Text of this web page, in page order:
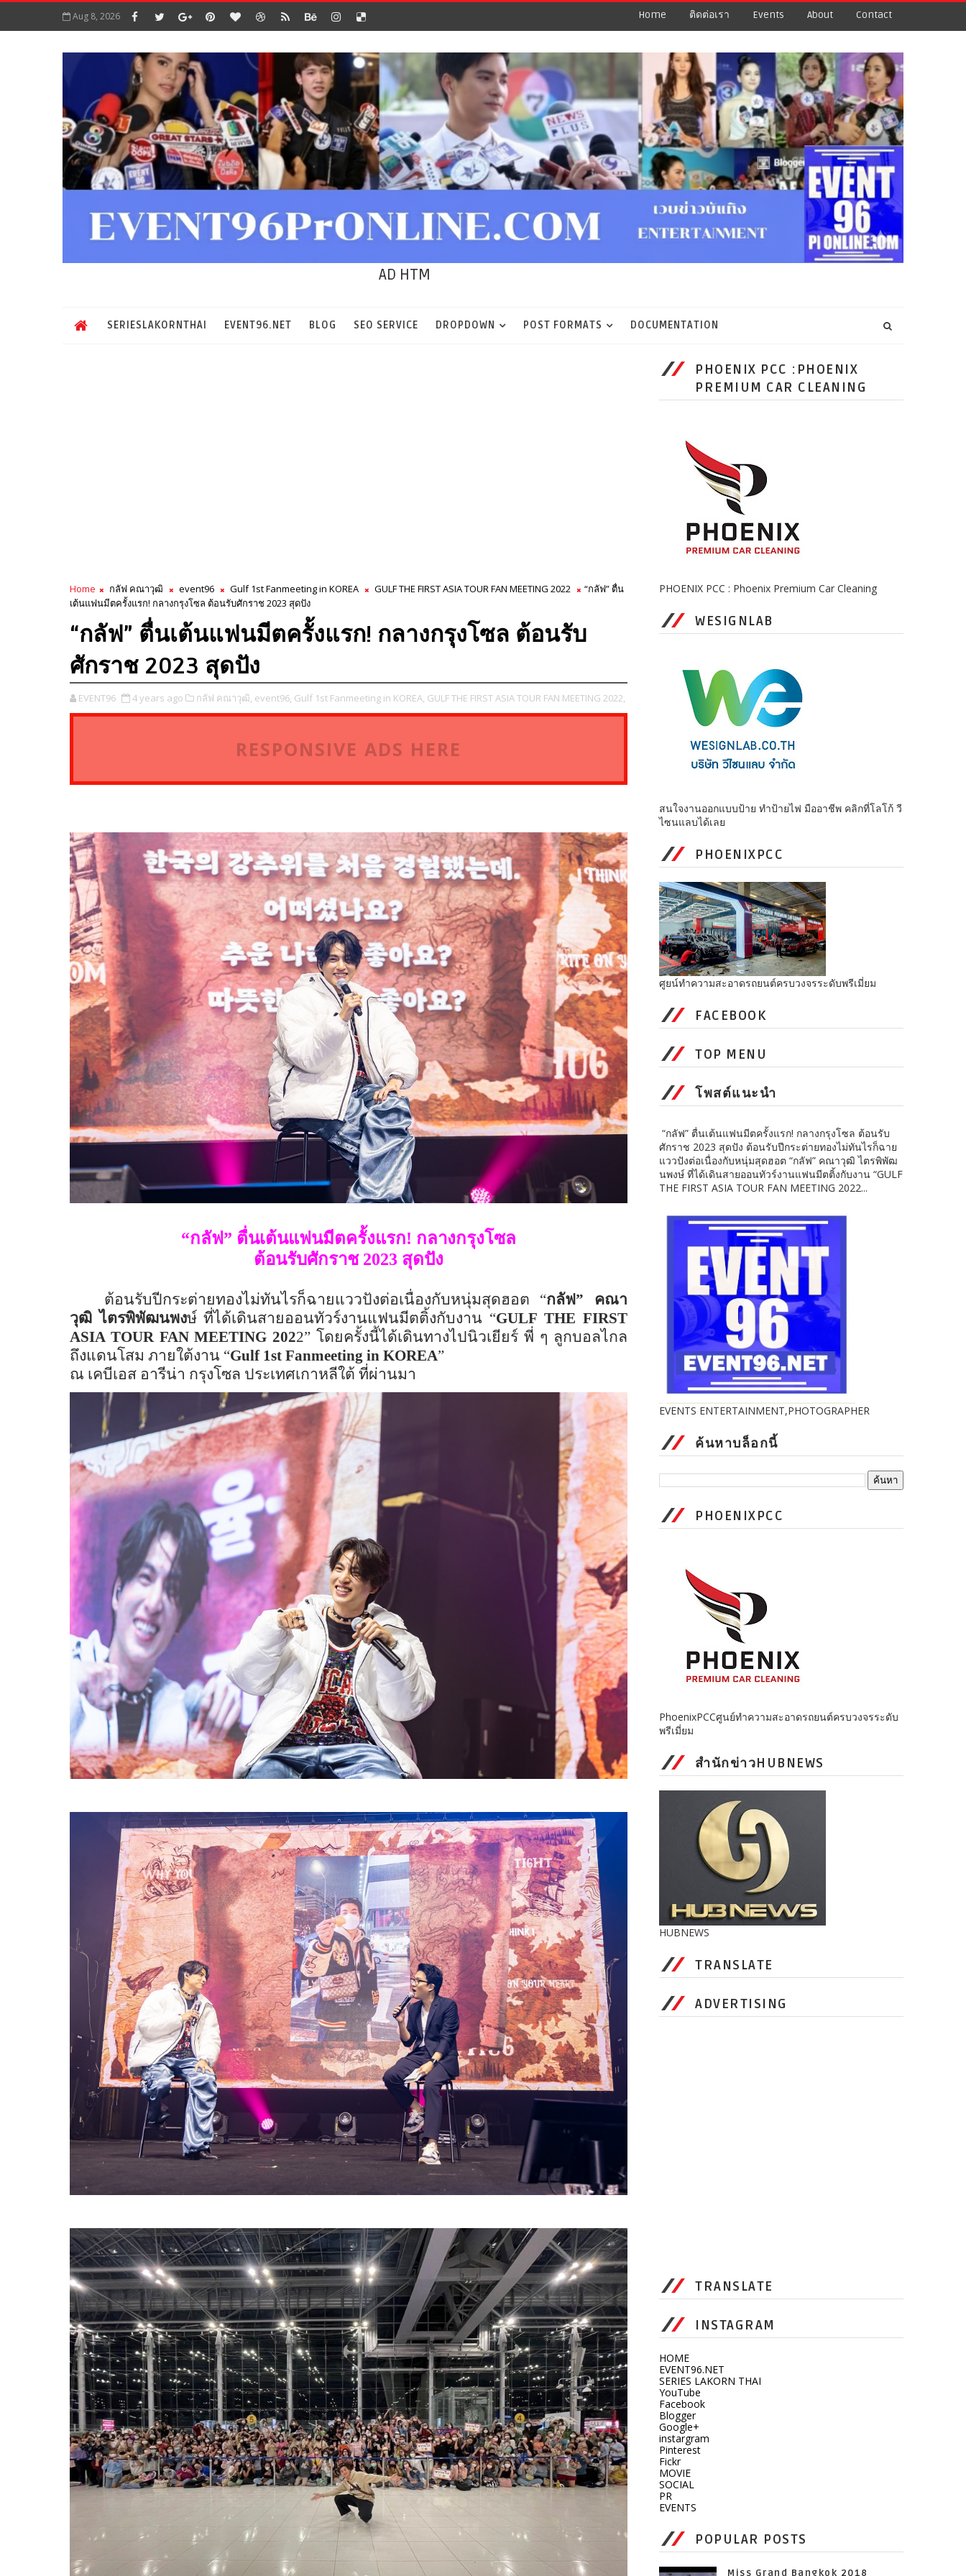
Aug 8, 2026 Home ติดต่อเรา Events About Contact
AD HTM
SERIESLAKORNTHAI EVENT96.NET BLOG SEO SERVICE DROPDOWN POST FORMATS DOCUMENTATION
Home กลัฟ คณาวุฒิ event96 Gulf 1st Fanmeeting in KOREA GULF THE FIRST ASIA TOUR FAN MEETING 2022
“กลัฟ” ตื่น
เต้นแฟนมีตครั้งแรก! กลางกรุงโซล ต้อนรับศักราช 2023 สุดปัง
“กลัฟ” ตื่นเต้นแฟนมีตครั้งแรก! กลางกรุงโซล ต้อนรับ
ศักราช 2023 สุดปัง
EVENT96 4 years ago กลัฟ คณาวุฒิ, event96, Gulf 1st Fanmeeting in KOREA, GULF THE FIRST ASIA TOUR FAN MEETING 2022,
RESPONSIVE ADS HERE
“กลัฟ” ตื่นเต้นแฟนมีตครั้งแรก! กลางกรุงโซล
ต้อนรับศักราช 2023 สุดปัง
ต้อนรับปีกระต่ายทองไม่ทันไรก็ฉายแววปังต่อเนื่องกับหนุ่มสุดฮอต “กลัฟ” คณา
วุฒิ ไตรพิพัฒนพงษ์ ที่ได้เดินสายออนทัวร์งานแฟนมีตติ้งกับงาน “GULF THE FIRST
ASIA TOUR FAN MEETING2022” โดยครั้งนี้ได้เดินทางไปนิวเยียร์ พี่ ๆ ลูกบอลไกล
ถึงแดนโสม ภายใต้งาน “Gulf 1st Fanmeeting in KOREA”
ณ เคบีเอส อารีน่า กรุงโซล ประเทศเกาหลีใต้ ที่ผ่านมา
PHOENIX PCC :PHOENIX
PREMIUM CAR CLEANING
PHOENIX PCC : Phoenix Premium Car Cleaning
WESIGNLAB
สนใจงานออกแบบป้าย ทำป้ายไฟ มืออาชีพ คลิกที่โลโก้ วี
ไซนแลบได้เลย
PHOENIXPCC
ศูยน์ทำความสะอาดรถยนต์ครบวงจรระดับพรีเมี่ยม
FACEBOOK
TOP MENU
โพสต์แนะนำ
“กลัฟ” ตื่นเต้นแฟนมีตครั้งแรก! กลางกรุงโซล ต้อนรับ
ศักราช 2023 สุดปัง ต้อนรับปีกระต่ายทองไม่ทันไรก็ฉาย
แววปังต่อเนื่องกับหนุ่มสุดฮอต “กลัฟ” คณาวุฒิ ไตรพิพัฒ
นพงษ์ ที่ได้เดินสายออนทัวร์งานแฟนมีตติ้งกับงาน “GULF
THE FIRST ASIA TOUR FAN MEETING 2022...
EVENTS ENTERTAINMENT,PHOTOGRAPHER
ค้นหาบล็อกนี้
PHOENIXPCC
PhoenixPCCศูนย์ทำความสะอาดรถยนต์ครบวงจรระดับ
พรีเมี่ยม
สำนักข่าวHUBNEWS
HUBNEWS
TRANSLATE
ADVERTISING
TRANSLATE
INSTAGRAM
HOME
EVENT96.NET
SERIES LAKORN THAI
YouTube
Facebook
Blogger
Google+
instargram
Pinterest
Fickr
MOVIE
SOCIAL
PR
EVENTS
POPULAR POSTS
Miss Grand Bangkok 2018